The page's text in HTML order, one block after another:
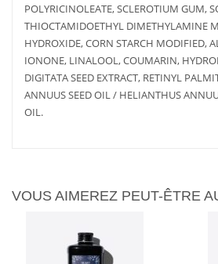
POLYRICINOLEATE, SCLEROTIUM GUM,
THIOCTAMIDOETHYL DIMETHYLAMINE
HYDROXIDE, CORN STARCH MODIFIED,
IONONE, LINALOOL, COUMARIN,
DIGITATA SEED EXTRACT, RETINYL
ANNUUS SEED OIL / HELIANTHUS
OIL.
VOUS AIMEREZ PEUT-ÊTRE
SUITE
D'INFOS